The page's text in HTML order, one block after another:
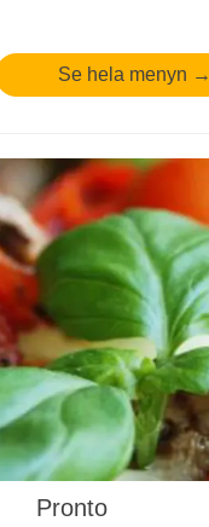
Se hela menyn →
Pronto